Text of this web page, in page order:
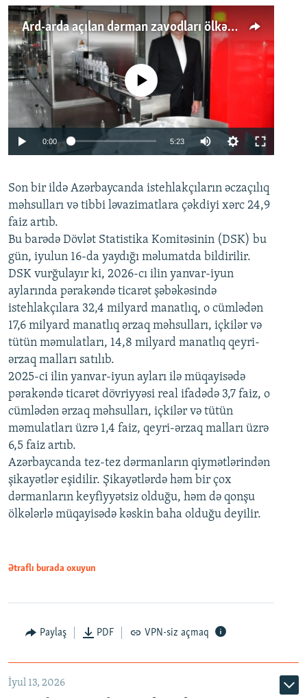
Ard-arda açılan dərman zavodları ölkənin tələbatını ödəyirmi?
Auto 240p 360p 480p
720p 1080p
No media source currently available
0:00 5:23
360p
480p
720p
1080p
Son bir ildə Azərbaycanda istehlakçıların əczaçılıq
məhsulları və tibbi ləvazimatlara çəkdiyi xərc 24,9
faiz artıb.
Bu barədə Dövlət Statistika Komitəsinin (DSK) bu
gün, iyulun 16-da yaydığı məlumatda bildirilir.
DSK vurğulayır ki, 2026-cı ilin yanvar-iyun
aylarında pərakəndə ticarət şəbəkəsində
istehlakçılara 32,4 milyard manatlıq, o cümlədən
17,6 milyard manatlıq ərzaq məhsulları, içkilər və
tütün məmulatları, 14,8 milyard manatlıq qeyri-
ərzaq malları satılıb.
2025-ci ilin yanvar-iyun ayları ilə müqayisədə
pərakəndə ticarət dövriyyəsi real ifadədə 3,7 faiz, o
cümlədən ərzaq məhsulları, içkilər və tütün
məmulatları üzrə 1,4 faiz, qeyri-ərzaq malları üzrə
6,5 faiz artıb.
Azərbaycanda tez-tez dərmanların qiymətlərindən
şikayətlər eşidilir. Şikayətlərdə həm bir çox
dərmanların keyfiyyətsiz olduğu, həm də qonşu
ölkələrlə müqayisədə kəskin baha olduğu deyilir.
Ətraflı burada oxuyun
Paylaş PDF VPN-siz açmaq
İyul 13, 2026